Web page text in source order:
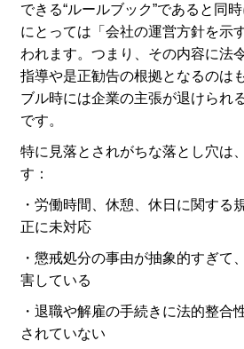
できる“ルールブック”であると同
にとっては「会社の運営方針を示
われます。つまり、その内容に法
指導や是正勧告の根拠となるのは
ブル時には企業の主張が退けられ
です。
特に見落とされがちな落とし穴は
す：
・労働時間、休憩、休日に関する
正に未対応
・懲戒処分の事由が抽象的すぎて
害している
・退職や解雇の手続きに法的整合
されていない